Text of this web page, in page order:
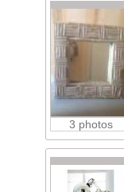
3 photos